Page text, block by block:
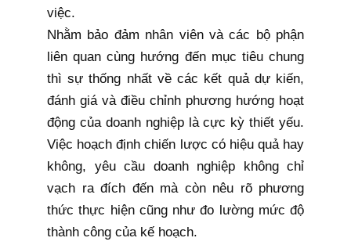
việc.
Nhằm bảo đảm nhân viên và các bộ phận
liên quan cùng hướng đến mục tiêu chung
thì sự thống nhất về các kết quả dự kiến,
đánh giá và điều chỉnh phương hướng hoạt
động của doanh nghiệp là cực kỳ thiết yếu.
Việc hoạch định chiến lược có hiệu quả hay
không, yêu cầu doanh nghiệp không chỉ
vạch ra đích đến mà còn nêu rõ phương
thức thực hiện cũng như đo lường mức độ
thành công của kế hoạch.